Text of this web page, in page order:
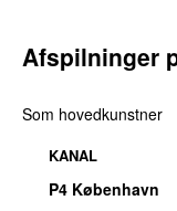
Afspilninger
Som hovedkunstner
KANAL
P4 København